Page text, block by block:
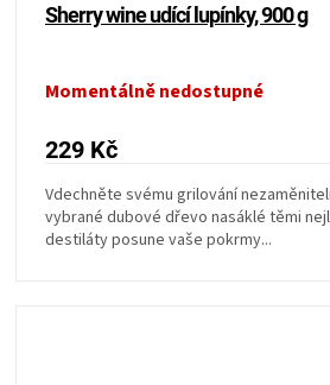
Sherry wine udící lupínky, 900 g
Momentálně nedostupné
229 Kč
Vdechněte svému grilování
vybrané dubové dřevo nasáklé těmi
destiláty posune vaše pokrmy...